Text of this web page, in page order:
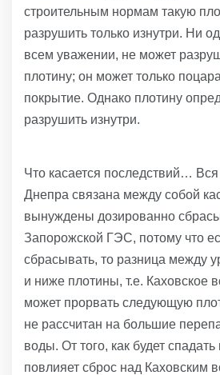
строительным нормам такую
разрушить только изнутри. Ни
всем уважении, не может
плотину; он может только
покрытие. Однако плотину
разрушить изнутри.
Что касается последствий…
Днепра связана между собой
вынуждены дозированно
Запорожской ГЭС, потому что
сбрасывать, то разница между
и ниже плотины, т.е. Каховское
может прорвать следующую
не рассчитан на большие
воды. От того, как будет
повлияет сброс над Каховским